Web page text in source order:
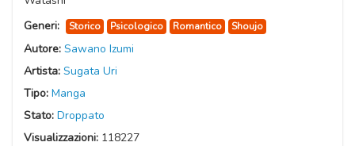
Generi:
Storico Psicologico Romantico Shoujo
Autore: Sawano Izumi
Artista: Sugata Uri
Tipo: Manga
Stato: Droppato
Visualizzazioni: 118227